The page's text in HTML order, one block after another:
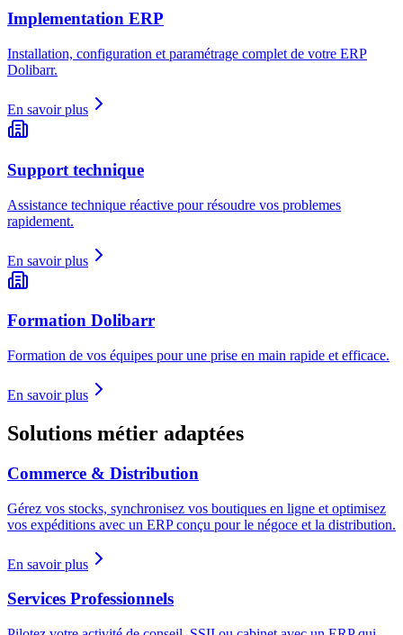
Implementation ERP
Installation, configuration et paramétrage complet de votre ERP
Dolibarr.
En savoir plus
Support technique
Assistance technique réactive pour résoudre vos problemes
rapidement.
En savoir plus
Formation Dolibarr
Formation de vos équipes pour une prise en main rapide et efficace.
En savoir plus
Solutions métier adaptées
Commerce & Distribution
Gérez vos stocks, synchronisez vos boutiques en ligne et optimisez
vos expéditions avec un ERP conçu pour le négoce et la distribution.
En savoir plus
Services Professionnels